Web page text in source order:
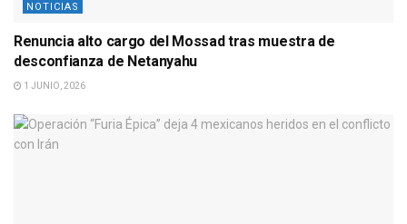
NOTICIAS
Renuncia alto cargo del Mossad tras muestra de
desconfianza de Netanyahu
1 JUNIO, 2026